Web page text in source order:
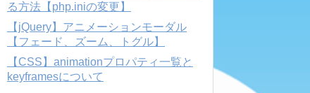
る方法【php.iniの変更】
【jQuery】アニメーションモーダル
【フェード、ズーム、トグル】
【CSS】animationプロパティ一覧と
keyframesについて